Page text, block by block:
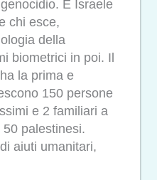
È Israele
chi esce,
della
biometrici in poi. Il
la prima e
150 persone
e 2 familiari a
palestinesi.
aiuti umanitari,